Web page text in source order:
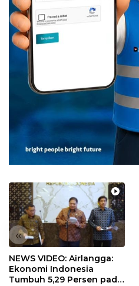
«
NEWS VIDEO: Airlangga:
Ekonomi Indonesia
Tumbuh 5,29 Persen pada